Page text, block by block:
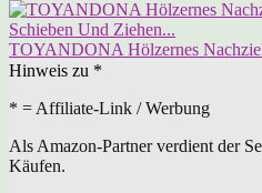
TOYANDONA Hölzernes
Hinweis zu *
* = Affiliate-Link / Werbung
Als Amazon-Partner verdient der
Käufen.